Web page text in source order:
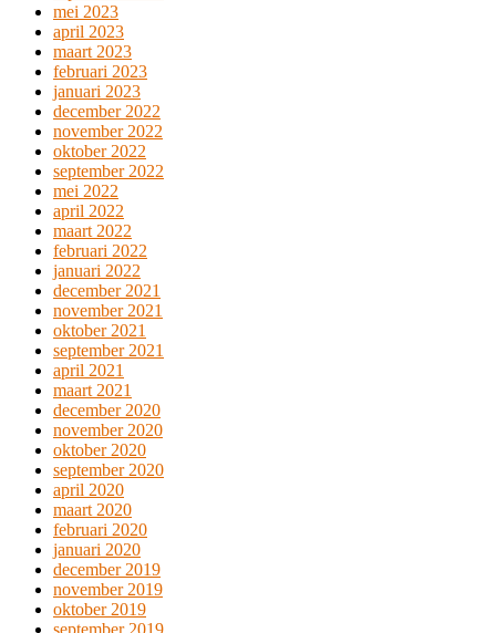
mei 2023
april 2023
maart 2023
februari 2023
januari 2023
december 2022
november 2022
oktober 2022
september 2022
mei 2022
april 2022
maart 2022
februari 2022
januari 2022
december 2021
november 2021
oktober 2021
september 2021
april 2021
maart 2021
december 2020
november 2020
oktober 2020
september 2020
april 2020
maart 2020
februari 2020
januari 2020
december 2019
november 2019
oktober 2019
september 2019